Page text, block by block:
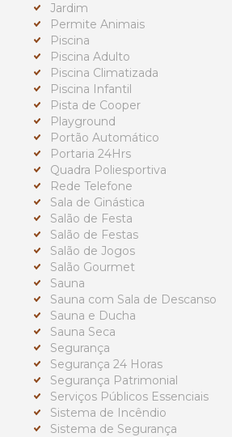
Jardim
Permite Animais
Piscina
Piscina Adulto
Piscina Climatizada
Piscina Infantil
Pista de Cooper
Playground
Portão Automático
Portaria 24Hrs
Quadra Poliesportiva
Rede Telefone
Sala de Ginástica
Salão de Festa
Salão de Festas
Salão de Jogos
Salão Gourmet
Sauna
Sauna com Sala de Descanso
Sauna e Ducha
Sauna Seca
Segurança
Segurança 24 Horas
Segurança Patrimonial
Serviços Públicos Essenciais
Sistema de Incêndio
Sistema de Segurança